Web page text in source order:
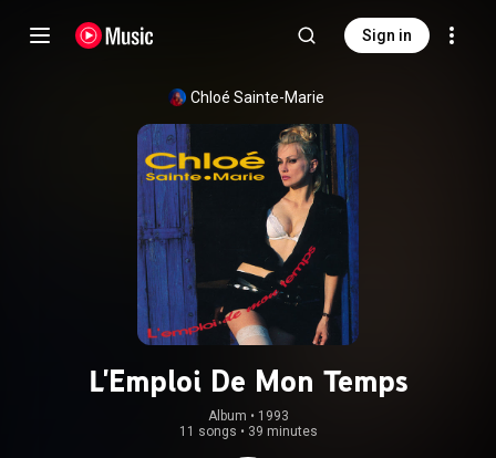
Sign in
Chloé Sainte-Marie
L'Emploi De Mon Temps
Album • 1993
11 songs • 39 minutes